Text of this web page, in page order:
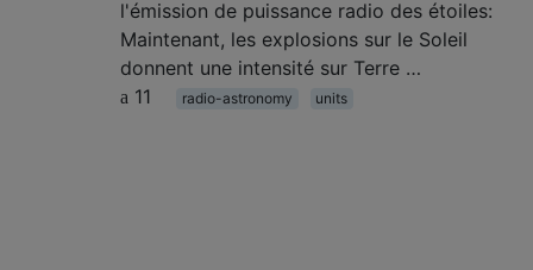
l'émission de puissance radio des étoiles:
Maintenant, les explosions sur le Soleil
donnent une intensité sur Terre …
11
radio-astronomy units